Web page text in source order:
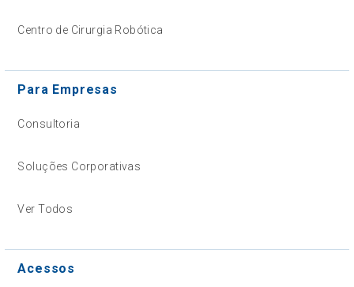
Centro de Cirurgia Robótica
Para Empresas
Consultoria
Soluções Corporativas
Ver Todos
Acessos